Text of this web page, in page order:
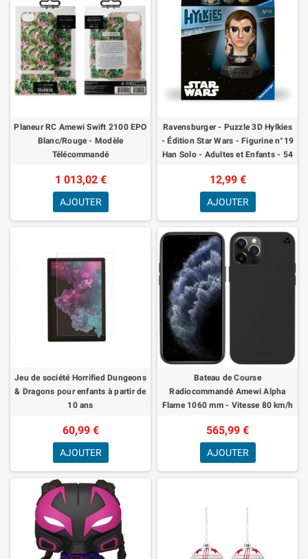
Planeur RC Amewi Swift 2100 EPO
Blanc/Rouge - Modèle
Télécommandé
1 013,02 €
AJOUTER
Ravensburger - Puzzle 3D Hylkies
- Édition Star Wars - Figurine n°19
Han Solo - Adultes et Enfants - 54
12,99 €
AJOUTER
Jeu de société Horrified Dungeons
& Dragons pour enfants à partir de
10 ans
60,99 €
AJOUTER
Bateau de Course
Radiocommandé Amewi Alpha
Flame 1060 mm - Vitesse 80 km/h
565,99 €
AJOUTER